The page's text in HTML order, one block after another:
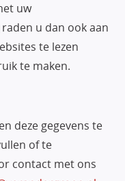
uw
u dan ook aan
te lezen
te maken.
deze gegevens te
of te
contact met ons